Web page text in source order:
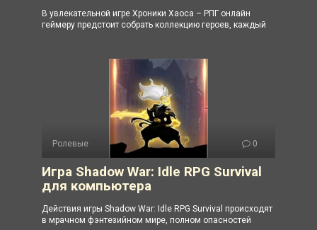
В увлекательной игре Хроники Хаоса – РПГ онлайн
геймеру предстоит собрать коллекцию героев, каждый
Ролевые 0
Игра Shadow War: Idle RPG Survival
для компьютера
Действия игры Shadow War: Idle RPG Survival происходят
в мрачном фэнтезийном мире, полном опасностей